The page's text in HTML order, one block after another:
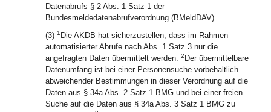
Datenabrufs § 2 Abs. 1 Satz 1 der
Bundesmeldedatenabrufverordnung (BMeldDAV).
(3) 1 Die AKDB hat sicherzustellen, dass im Rahmen
automatisierter Abrufe nach Abs. 1 Satz 3 nur die
angefragten Daten übermittelt werden. 2 Der übermittelbare
Datenumfang ist bei einer Personensuche vorbehaltlich
abweichender Bestimmungen in dieser Verordnung auf die
Daten aus § 34a Abs. 2 Satz 1 BMG und bei einer freien
Suche auf die Daten aus § 34a Abs. 3 Satz 1 BMG zu